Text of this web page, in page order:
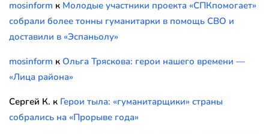
mosinform к Молодые участники проекта «СПКпомогает»
собрали более тонны гуманитарки в помощь СВО и
доставили в «Эспаньолу»
mosinform к Ольга Тряскова: герои нашего времени —
«Лица района»
Сергей К. к Герои тыла: «гуманитарщики» страны
собрались на «Прорыве года»